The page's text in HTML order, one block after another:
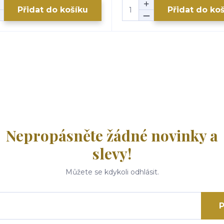
Přidat do košíku Přidat do
Nepropásněte žádné novinky a
slevy!
Můžete se kdykoli odhlásit.